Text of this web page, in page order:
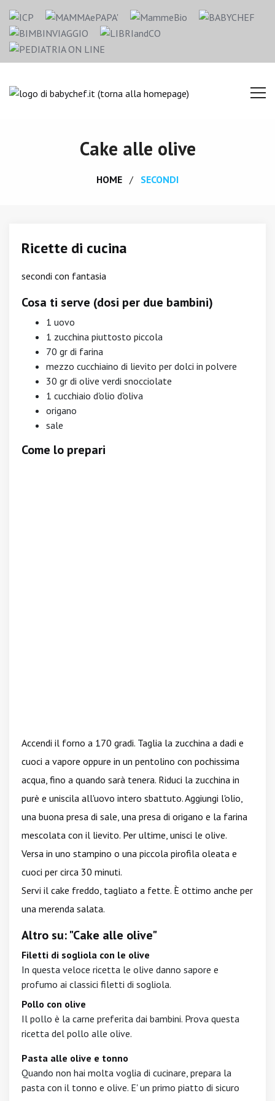
Cake alle olive
HOME SECONDI
Ricette di cucina
secondi con fantasia
Cosa ti serve (dosi per due bambini)
1 uovo
1 zucchina piuttosto piccola
70 gr di farina
mezzo cucchiaino di lievito per dolci in polvere
30 gr di olive verdi snocciolate
1 cucchiaio d'olio d'oliva
origano
sale
Come lo prepari
Accendi il forno a 170 gradi. Taglia la zucchina a dadi e
cuoci a vapore oppure in un pentolino con pochissima
acqua, fino a quando sarà tenera. Riduci la zucchina in
purè e uniscila all'uovo intero sbattuto. Aggiungi l'olio,
una buona presa di sale, una presa di origano e la farina
mescolata con il lievito. Per ultime, unisci le olive.
Versa in uno stampino o una piccola pirofila oleata e
cuoci per circa 30 minuti.
Servi il cake freddo, tagliato a fette. È ottimo anche per
una merenda salata.
Altro su: "Cake alle olive"
Filetti di sogliola con le olive
In questa veloce ricetta le olive danno sapore e
profumo ai classici filetti di sogliola.
Pollo con olive
Il pollo è la carne preferita dai bambini. Prova questa
ricetta del pollo alle olive.
Pasta alle olive e tonno
Quando non hai molta voglia di cucinare, prepara la
pasta con il tonno e olive. E' un primo piatto di sicuro